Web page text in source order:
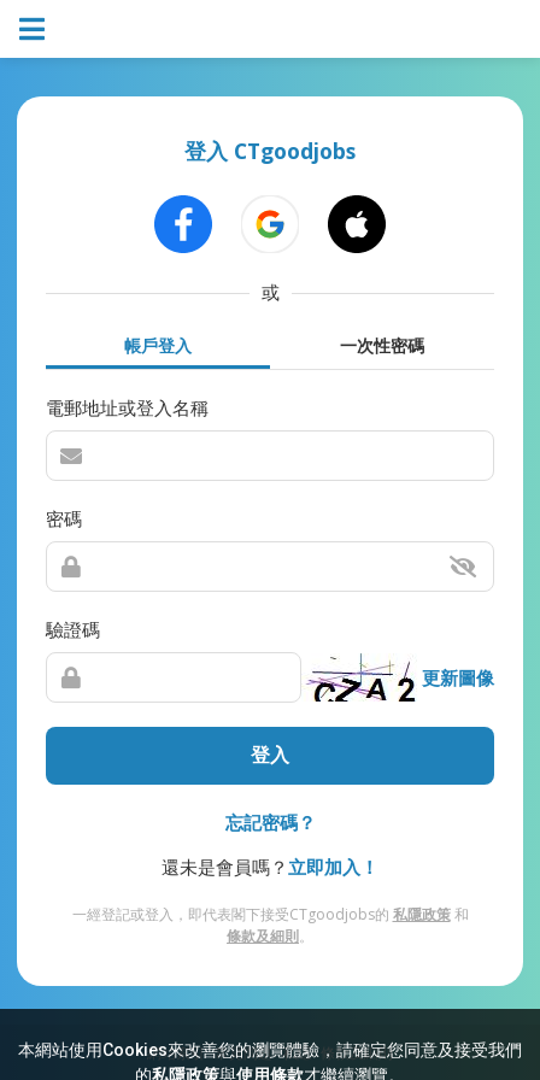
本網站使用Cookies來改善您的瀏覽體驗，請確定您同意及接受我們
的私隱政策與使用條款才繼續瀏覽。
登入 CTgoodjobs
或
帳戶登入 一次性密碼
電郵地址或登入名稱
密碼
驗證碼
更新圖像
登入
忘記密碼？
還未是會員嗎？ 立即加入！
一經登記或登入，即代表閣下接受CTgoodjobs的 私隱政策和
條款及細則。
網站索引 常見問題 私隱 條款及細則